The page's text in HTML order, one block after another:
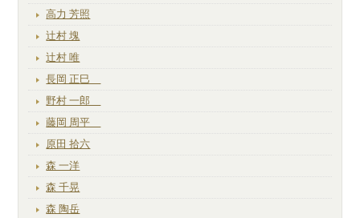
高力 芳照
辻村 塊
辻村 唯
長岡 正巳
野村 一郎
藤岡 周平
原田 拾六
森 一洋
森 千晃
森 陶岳